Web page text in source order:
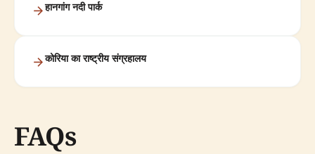
हानगांग नदी पार्क
कोरिया का राष्ट्रीय संग्रहालय
FAQs